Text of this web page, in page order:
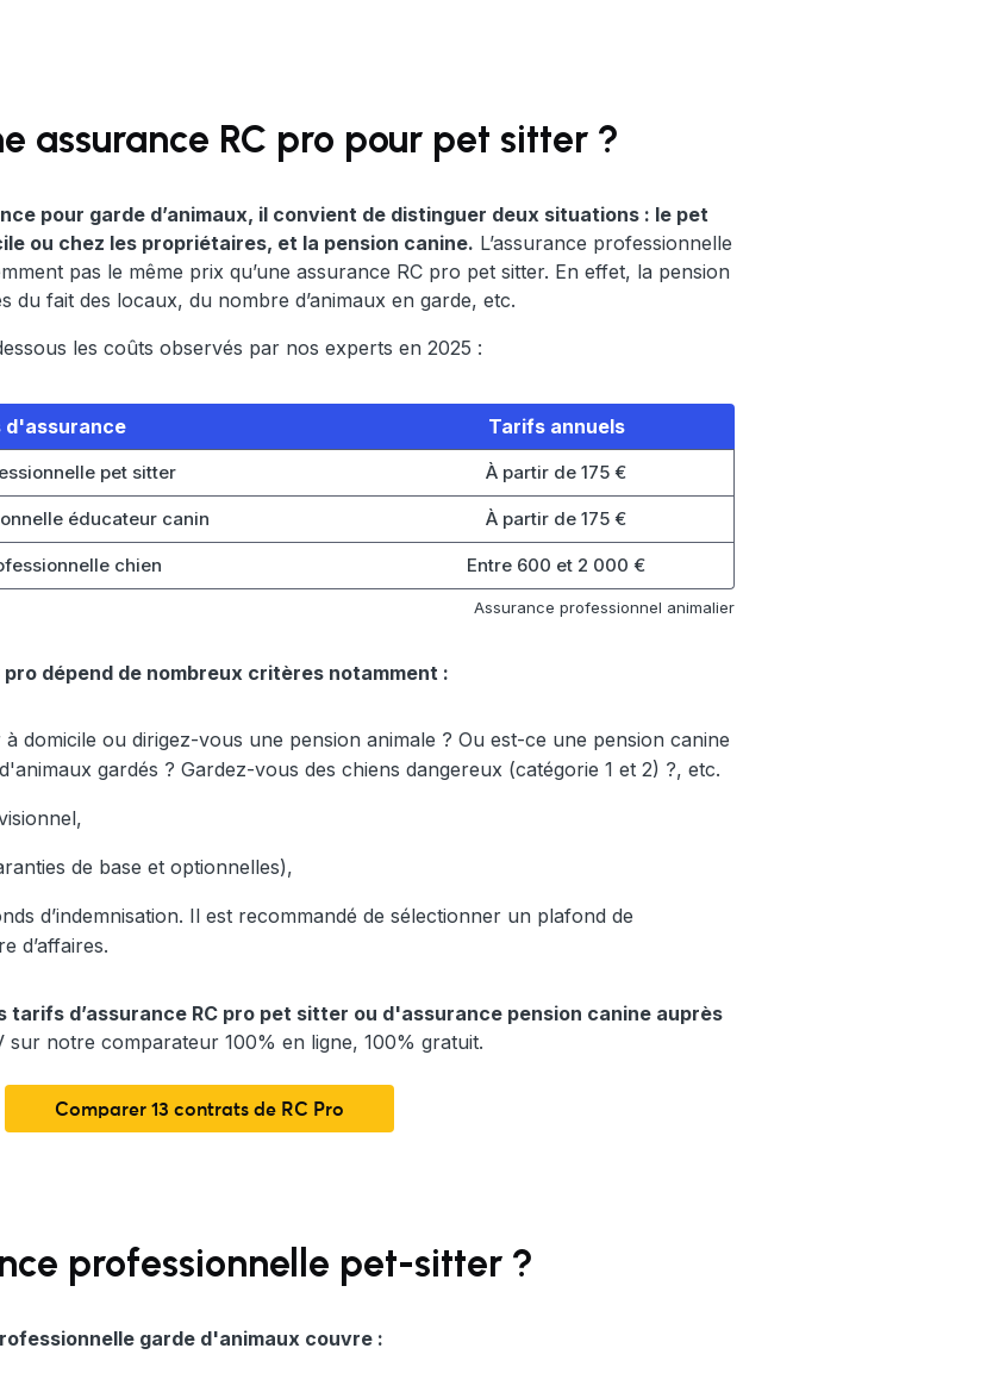
assurance RC pro pour pet sitter ?
pour garde d’animaux, il convient de distinguer deux situations : le pet
ou chez les propriétaires, et la pension canine. L’assurance professionnelle
pas le même prix qu’une assurance RC pro pet sitter. En effet, la pension
du fait des locaux, du nombre d’animaux en garde, etc.
les coûts observés par nos experts en 2025 :
d'assurance Tarifs annuels
pet sitter À partir de 175 €
éducateur canin À partir de 175 €
chien Entre 600 et 2 000 €
Assurance professionnel animalier
dépend de nombreux critères notamment :
domicile ou dirigez-vous une pension animale ? Ou est-ce une pension canine
gardés ? Gardez-vous des chiens dangereux (catégorie 1 et 2) ?, etc.
de base et optionnelles),
d’indemnisation. Il est recommandé de sélectionner un plafond de
d’affaires.
d’assurance RC pro pet sitter ou d'assurance pension canine auprès
sur notre comparateur 100% en ligne, 100% gratuit.
Comparer 13 contrats de RC Pro
professionnelle pet-sitter ?
garde d'animaux couvre :